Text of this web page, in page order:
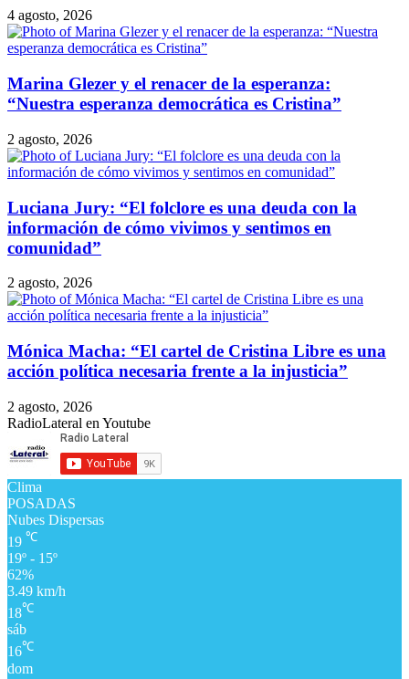
4 agosto, 2026
Marina Glezer y el renacer de la esperanza:
“Nuestra esperanza democrática es Cristina”
2 agosto, 2026
Luciana Jury: “El folclore es una deuda con la
información de cómo vivimos y sentimos en
comunidad”
2 agosto, 2026
Mónica Macha: “El cartel de Cristina Libre es una
acción política necesaria frente a la injusticia”
2 agosto, 2026
RadioLateral en Youtube
Clima
POSADAS
Nubes Dispersas
19 ℃
19º - 15º
62%
3.49 km/h
18℃
sáb
16℃
dom